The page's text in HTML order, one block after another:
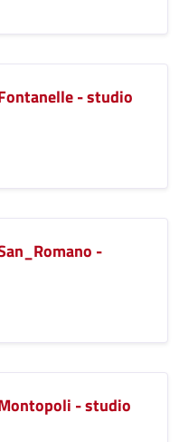
- studio
-
- studio